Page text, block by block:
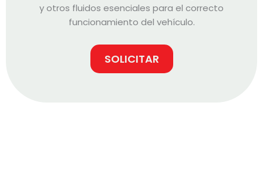
y otros fluidos esenciales para el correcto
funcionamiento del vehículo.
SOLICITAR